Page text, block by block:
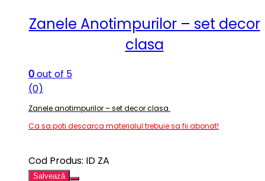
Zanele Anotimpurilor – set decor
clasa
0out of 5
(0)
Zanele anotimpurilor – set decor clasa.
Ca sa poti descarca materialul trebuie sa fii abonat!
Cod Produs: ID ZA
Salvează